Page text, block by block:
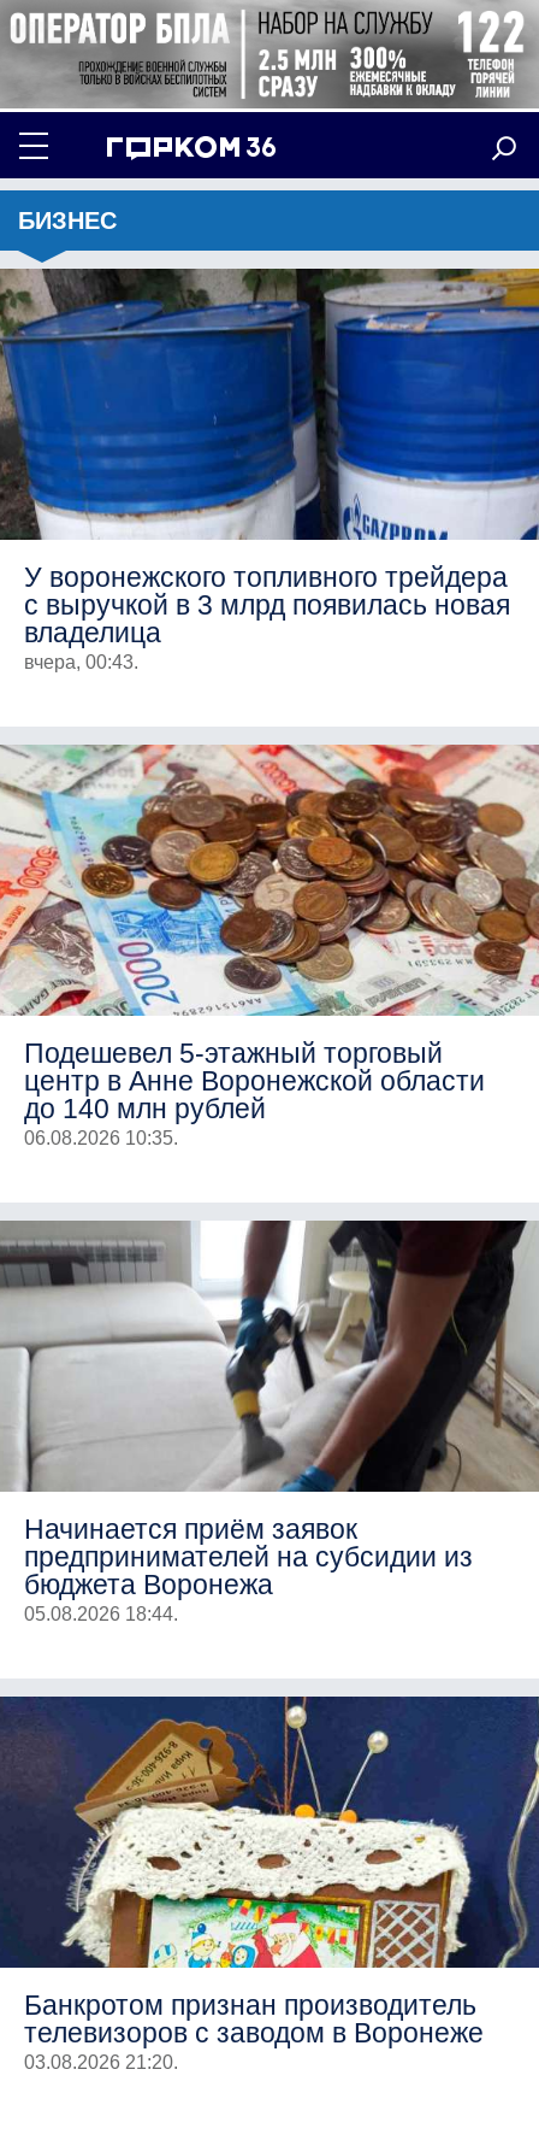
БИЗНЕС
У воронежского топливного трейдера
с выручкой в 3 млрд появилась новая
владелица
вчера, 00:43.
Подешевел 5-этажный торговый
центр в Анне Воронежской области
до 140 млн рублей
06.08.2026 10:35.
Начинается приём заявок
предпринимателей на субсидии из
бюджета Воронежа
05.08.2026 18:44.
Банкротом признан производитель
телевизоров с заводом в Воронеже
03.08.2026 21:20.